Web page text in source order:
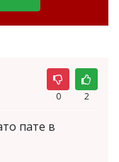
0 2
пате в